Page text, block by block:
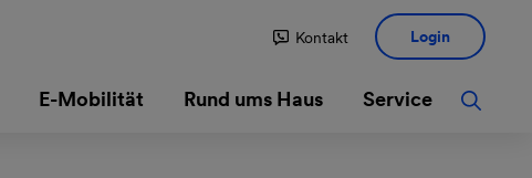
Kontakt Login
E-Mobilität Rund ums Haus Service